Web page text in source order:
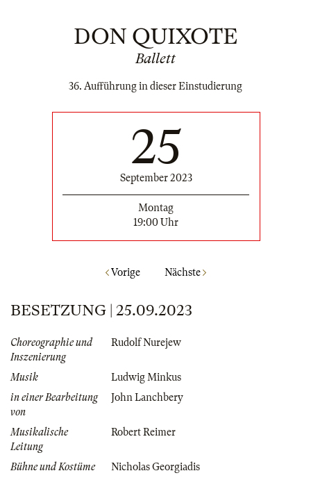
DON QUIXOTE
Ballett
36. Aufführung in dieser Einstudierung
25
September 2023
Montag
19:00 Uhr
Vorige Nächste
BESETZUNG | 25.09.2023
Choreographie und
Inszenierung
Rudolf Nurejew
Musik
Ludwig Minkus
in einer Bearbeitung
von
John Lanchbery
Musikalische
Leitung
Robert Reimer
Bühne und Kostüme
Nicholas Georgiadis